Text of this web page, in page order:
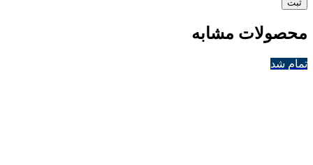
محصولات مشابه
تمام شد